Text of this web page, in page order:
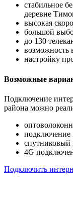
стабильное
деревне
высокая
большой
до 130
возможность
настройку
Возможные
Подключение
района можно
подключение
спутниковый
4G
Подключить